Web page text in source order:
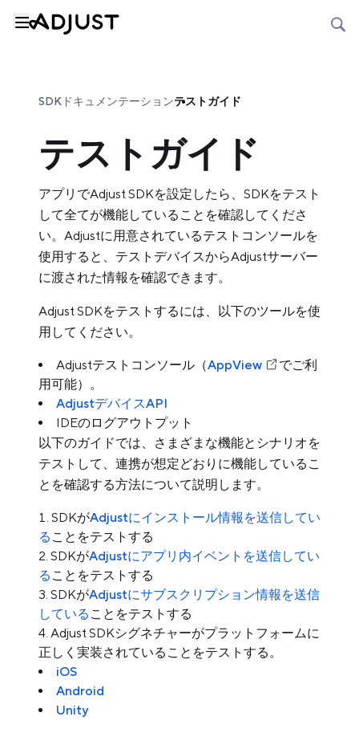
SDKドキュメンテーションテストガイド
テストガイド
アプリでAdjust SDKを設定したら、SDKをテスト
して全てが機能していることを確認してくださ
い。Adjustに用意されているテストコンソールを
使用すると、テストデバイスからAdjustサーバー
に渡された情報を確認できます。
Adjust SDKをテストするには、以下のツールを使
用してください。
Adjustテストコンソール（AppView
でご利
用可能）。
AdjustデバイスAPI
IDEのログアウトプット
以下のガイドでは、さまざまな機能とシナリオを
テストして、連携が想定どおりに機能しているこ
とを確認する方法について説明します。
SDKがAdjustにインストール情報を送信してい
る ことをテストする
SDKがAdjustにアプリ内イベントを送信してい
る ことをテストする
SDKがAdjustにサブスクリプション情報を送信
している ことをテストする
Adjust SDKシグネチャーがプラットフォームに
正しく実装されていることをテストする。
iOS
Android
Unity